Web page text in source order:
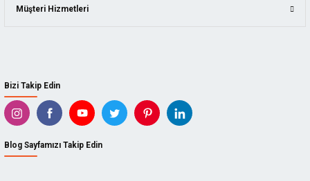
Bizi Takip Edin
Blog Sayfamızı Takip Edin
Müşteri Hizmetleri